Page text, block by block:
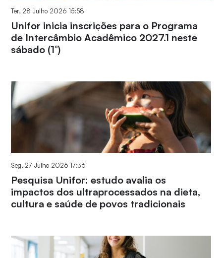
Ter, 28 Julho 2026 15:58
Unifor inicia inscrições para o Programa
de Intercâmbio Acadêmico 2027.1 neste
sábado (1°)
Seg, 27 Julho 2026 17:36
Pesquisa Unifor: estudo avalia os
impactos dos ultraprocessados na dieta,
cultura e saúde de povos tradicionais